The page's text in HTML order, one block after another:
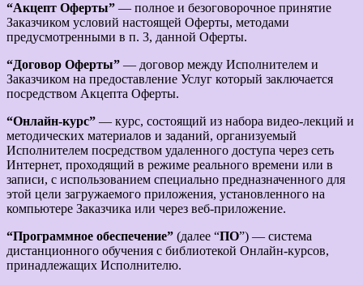
“Акцепт Оферты” — полное и безоговорочное принятие
Заказчиком условий настоящей Оферты, методами
предусмотренными в п. 3, данной Оферты.
“Договор Оферты” — договор между Исполнителем и
Заказчиком на предоставление Услуг который заключается
посредством Акцепта Оферты.
“Онлайн-курс” — курс, состоящий из набора видео-лекций и
методических материалов и заданий, организуемый
Исполнителем посредством удаленного доступа через сеть
Интернет, проходящий в режиме реального времени или в
записи, с использованием специально предназначенного для
этой цели загружаемого приложения, установленного на
компьютере Заказчика или через веб-приложение.
“Программное обеспечение” (далее “ПО”) — система
дистанционного обучения с библиотекой Онлайн-курсов,
принадлежащих Исполнителю.